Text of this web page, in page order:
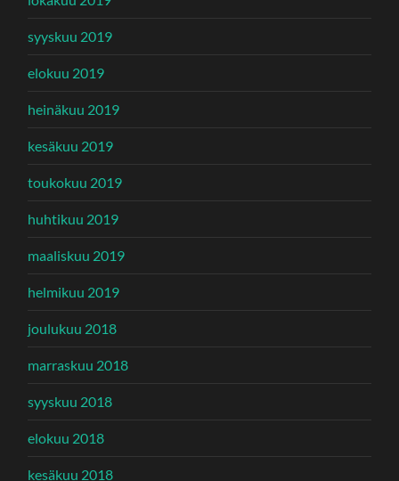
syyskuu 2019
elokuu 2019
heinäkuu 2019
kesäkuu 2019
toukokuu 2019
huhtikuu 2019
maaliskuu 2019
helmikuu 2019
joulukuu 2018
marraskuu 2018
syyskuu 2018
elokuu 2018
kesäkuu 2018